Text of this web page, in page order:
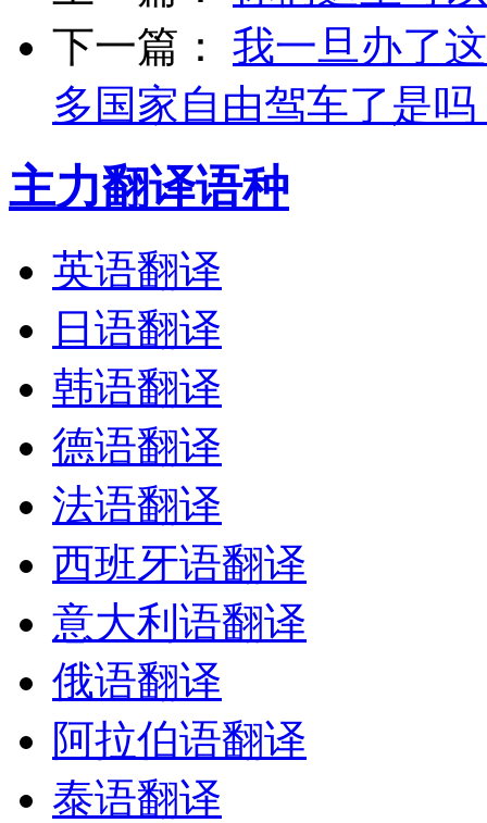
下一篇： 我一旦办了
多国家自由驾车了是吗
主力翻译语种
英语翻译
日语翻译
韩语翻译
德语翻译
法语翻译
西班牙语翻译
意大利语翻译
俄语翻译
阿拉伯语翻译
泰语翻译